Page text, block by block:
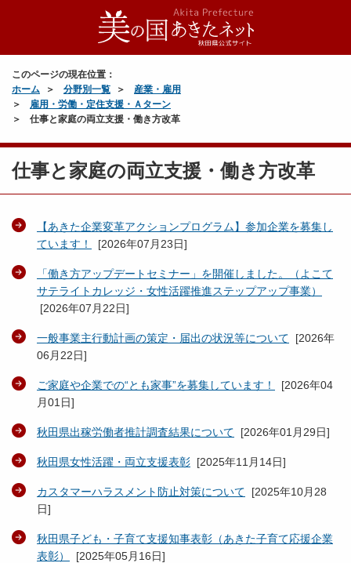
このページの現在位置：
ホーム
分野別一覧
産業・雇用
雇用・労働・定住支援・Ａターン
仕事と家庭の両立支援・働き方改革
仕事と家庭の両立支援・働き方改革
【あきた企業変革アクションプログラム】参加企業を募集し
ています！
[2026年07月23日]
「働き方アップデートセミナー」を開催しました。（よこて
サテライトカレッジ・女性活躍推進ステップアップ事業）
[2026年07月22日]
一般事業主行動計画の策定・届出の状況等について [2026年
06月22日]
ご家庭や企業での“とも家事”を募集しています！ [2026年04
月01日]
秋田県出稼労働者推計調査結果について [2026年01月29日]
秋田県女性活躍・両立支援表彰 [2025年11月14日]
カスタマーハラスメント防止対策について [2025年10月28
日]
秋田県子ども・子育て支援知事表彰（あきた子育て応援企業
表彰）
[2025年05月16日]